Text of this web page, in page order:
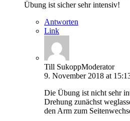
Übung ist sicher sehr intensiv!
Antworten
Link
Till SukoppModerator
9. November 2018 at
Die Übung ist nicht sehr
Drehung zunächst
den Arm zum